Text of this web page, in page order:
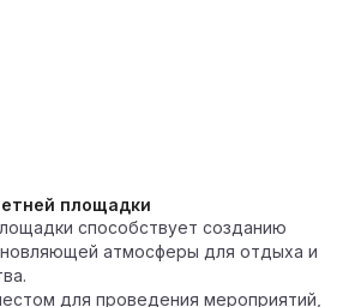
площадки
способствует созданию
атмосферы для отдыха и
для проведения мероприятий,